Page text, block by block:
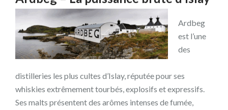
Ardbeg
est l’une
des
distilleries les plus cultes d’Islay, réputée pour ses
whiskies extrêmement tourbés, explosifs et expressifs.
Ses malts présentent des arômes intenses de fumée,